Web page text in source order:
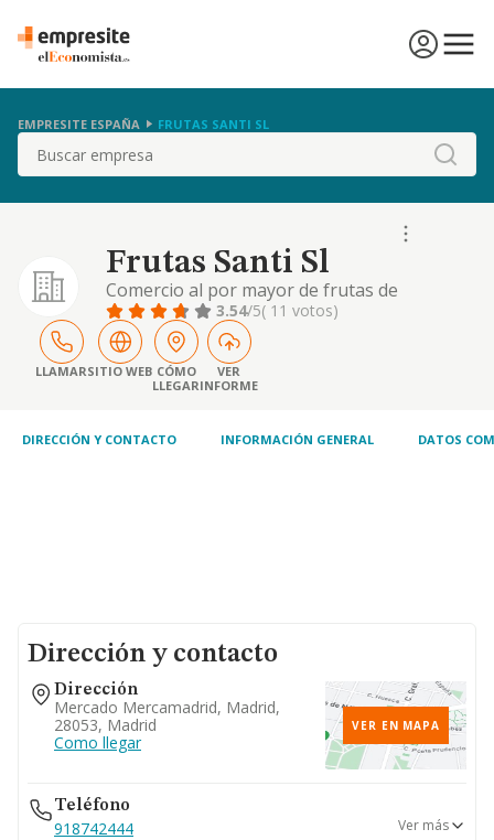
EMPRESITE ESPAÑA FRUTAS SANTI SL
Buscar
Frutas Santi Sl
Comercio al por mayor de frutas de
temporada y hortalizas frescas.
3.54/5( 11 votos)
LLAMARSITIO WEB CÓMO
LLEGAR
VER
INFORME
DIRECCIÓN Y CONTACTO INFORMACIÓN GENERAL DATOS
Dirección y contacto
Dirección
Mercado Mercamadrid, Madrid,
28053, Madrid
Como llegar
VER EN MAPA
Teléfono
918742444 Ver más